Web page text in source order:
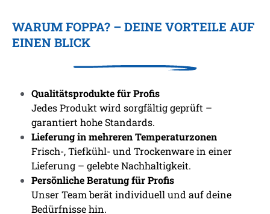
WARUM FOPPA? – DEINE VORTEILE AUF
EINEN BLICK
Qualitätsprodukte für Profis
Jedes Produkt wird sorgfältig geprüft –
garantiert hohe Standards.
Lieferung in mehreren Temperaturzonen
Frisch-, Tiefkühl- und Trockenware in einer
Lieferung – gelebte Nachhaltigkeit.
Persönliche Beratung für Profis
Unser Team berät individuell und auf deine
Bedürfnisse hin.